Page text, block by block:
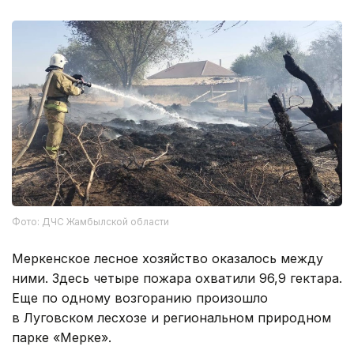
Фото: ДЧС Жамбылской области
Меркенское лесное хозяйство оказалось между
ними. Здесь четыре пожара охватили 96,9 гектара.
Еще по одному возгоранию произошло
в Луговском лесхозе и региональном природном
парке «Мерке».